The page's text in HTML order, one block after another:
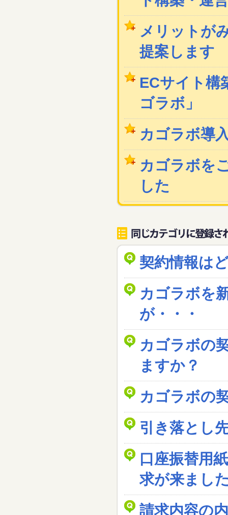
メリットが
提案します
ECサイト構
ゴラボ」
カゴラボ導
カゴラボを
した
契約情報は
カゴラボを
が・・・
カゴラボの
ますか？
カゴラボの
引き落とし
口座振替用
求が来まし
請求内容の